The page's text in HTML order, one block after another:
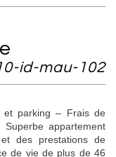
id-mau-102
et parking – Frais de
appartement
des prestations de
de vie de plus de 46